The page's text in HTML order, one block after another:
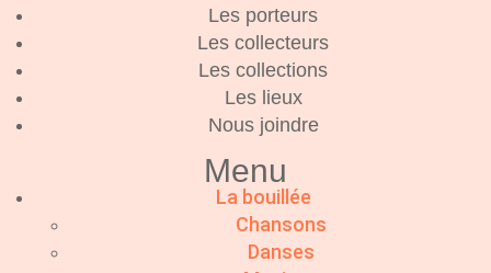
Les porteurs
Les collecteurs
Les collections
Les lieux
Nous joindre
Menu
La bouillée
Chansons
Danses